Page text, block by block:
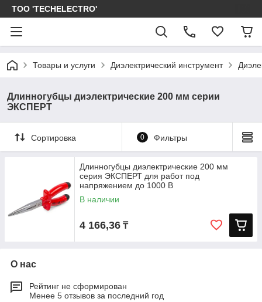
ТОО 'TECHELECTRO'
Товары и услуги Диэлектрический инструмент
Длинногубцы диэлектрические 200 мм серии
ЭКСПЕРТ
Сортировка 0 Фильтры
Длинногубцы диэлектрические 200 мм
серия ЭКСПЕРТ для работ под
напряжением до 1000 В
В наличии
4 166,36 ₸
О нас
Рейтинг не сформирован
Менее 5 отзывов за последний год